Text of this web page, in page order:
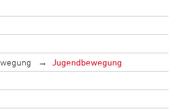
Jugendbewegung